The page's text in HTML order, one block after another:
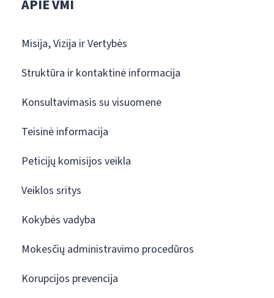
APIE VMI
Misija, Vizija ir Vertybės
Struktūra ir kontaktinė informacija
Konsultavimasis su visuomene
Teisinė informacija
Peticijų komisijos veikla
Veiklos sritys
Kokybės vadyba
Mokesčių administravimo procedūros
Korupcijos prevencija